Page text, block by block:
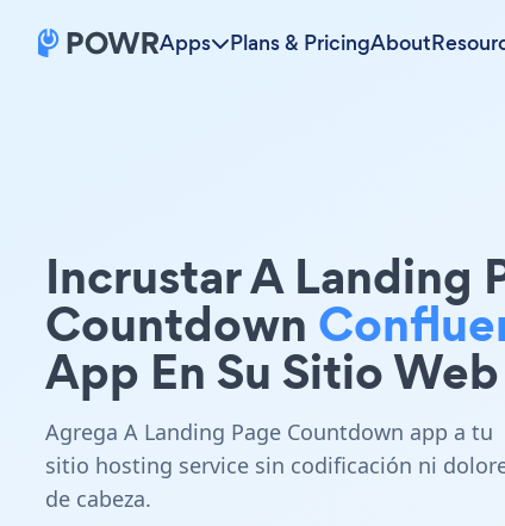
Apps Plans & PricingAbout
Incrustar A Landing
Countdown
App En Su Sitio Web
Agrega A Landing Page Countdown app a tu
sitio hosting service sin codificación ni
de cabeza.